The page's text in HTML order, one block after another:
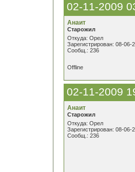
02-11-2009
Анаит
Старожил
Откуда: Орел
Зарегистрирован: 08-06-
Сообщ.: 236
Offline
02-11-2009
Анаит
Старожил
Откуда: Орел
Зарегистрирован: 08-06-
Сообщ.: 236